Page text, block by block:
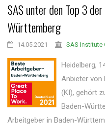
SAS unter den Top 3
Württemberg
14.05.2021 SAS Institute
Heidelberg,
Anbieter von
(KI), gehört
Baden-
Arbeitgeber in Baden-